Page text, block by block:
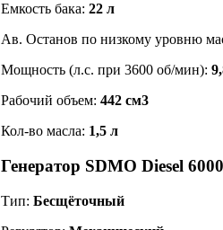
Емкость бака: 22 л
Ав. Останов по низкому уровню
Мощность (л.с. при 3600 об/мин):
Рабочий объем: 442 см3
Кол-во масла: 1,5 л
Генератор SDMO Diesel
Тип: Бесщёточный